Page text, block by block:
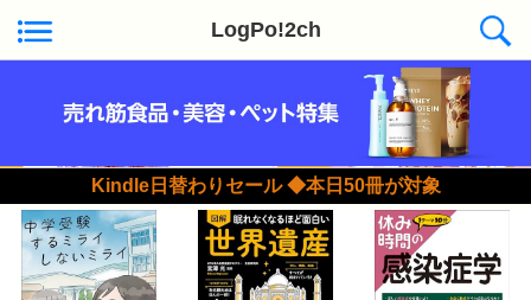
LogPo!2ch
Kindle日替わりセール ◆本日50冊が対象